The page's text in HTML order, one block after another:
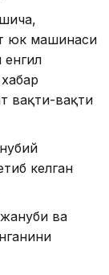
юк машинаси
вақти-вақти
келган
ва